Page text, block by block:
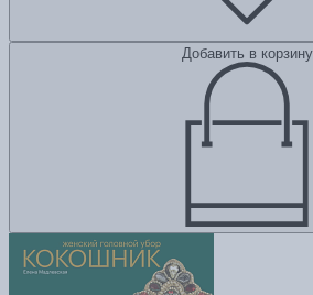
Добавить в корзину